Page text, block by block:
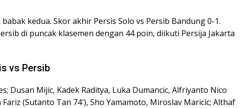
kedua. Skor akhir Persis Solo vs Persib Bandung 0-1.
di puncak klasemen dengan 44 poin, diikuti Persija Jakarta
vs Persib
Dusan Mijic, Kadek Raditya, Luka Dumancic, Alfriyanto Nico
Fariz (Sutanto Tan 74′), Sho Yamamoto, Miroslav Maricic; Althaf